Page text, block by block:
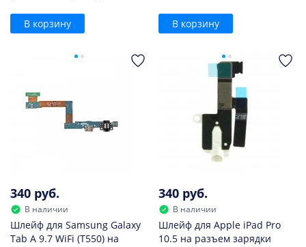
В корзину В корзину
340 руб.
В наличии
Шлейф для Samsung Galaxy
Tab A 9.7 WiFi (T550) на
340 руб.
В наличии
Шлейф для Apple iPad Pro
10.5 на разъем зарядки